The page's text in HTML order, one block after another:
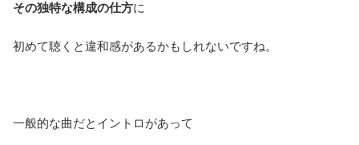
その独特な構成の仕方に
初めて聴くと違和感があるかもしれないですね。
一般的な曲だとイントロがあって